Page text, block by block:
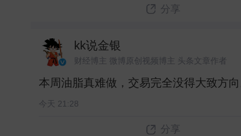
分享
kk说金银
财经博主 微博原创视频博主 头条文章作者
本周油脂真难做，交易完全没得大致方
今天 21:28
分享